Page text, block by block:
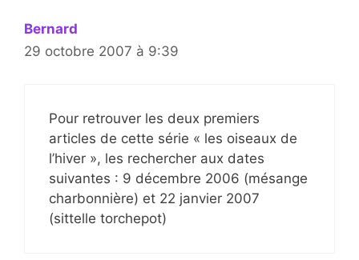
Bernard
29 octobre 2007 à 9:39
Pour retrouver les deux premiers
articles de cette série « les oiseaux de
l’hiver », les rechercher aux dates
suivantes : 9 décembre 2006 (mésange
charbonnière) et 22 janvier 2007
(sittelle torchepot)